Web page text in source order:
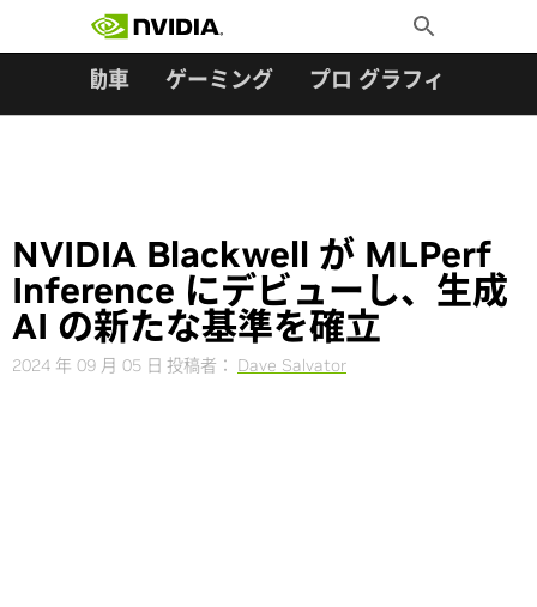
Toggle
Search
自動車 ゲーミング プロ グラフィックス
NVIDIA Blackwell が MLPerf
Inference にデビューし、生成
AI の新たな基準を確立
2024 年 09 月 05 日 投稿者： Dave Salvator